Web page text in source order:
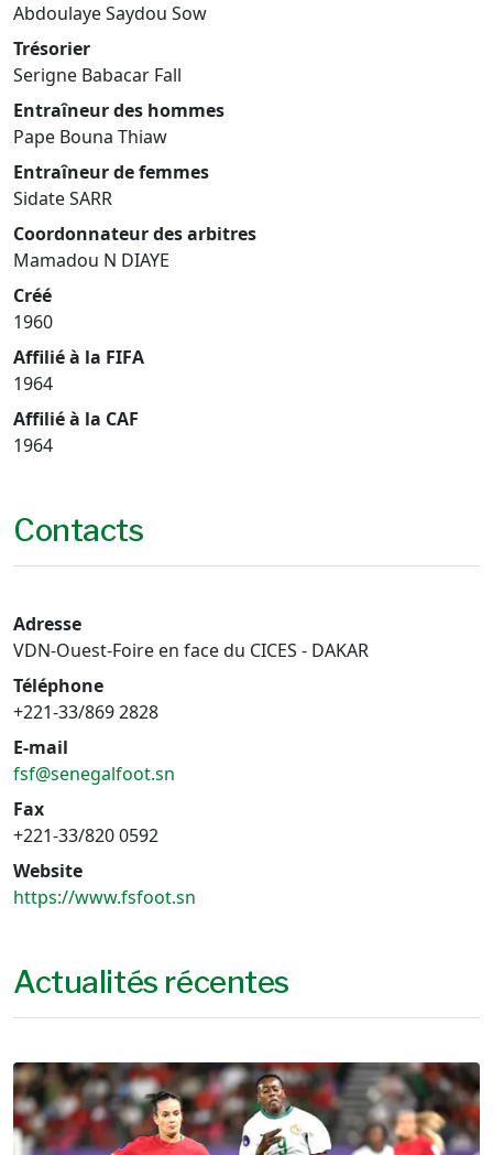
Abdoulaye Saydou Sow
Trésorier
Serigne Babacar Fall
Entraîneur des hommes
Pape Bouna Thiaw
Entraîneur de femmes
Sidate SARR
Coordonnateur des arbitres
Mamadou N DIAYE
Créé
1960
Affilié à la FIFA
1964
Affilié à la CAF
1964
Contacts
Adresse
VDN-Ouest-Foire en face du CICES - DAKAR
Téléphone
+221-33/869 2828
E-mail
fsf@senegalfoot.sn
Fax
+221-33/820 0592
Website
https://www.fsfoot.sn
Actualités récentes